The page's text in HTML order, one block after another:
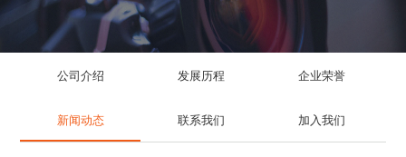
公司介绍 发展历程 企业荣誉
新闻动态 联系我们 加入我们